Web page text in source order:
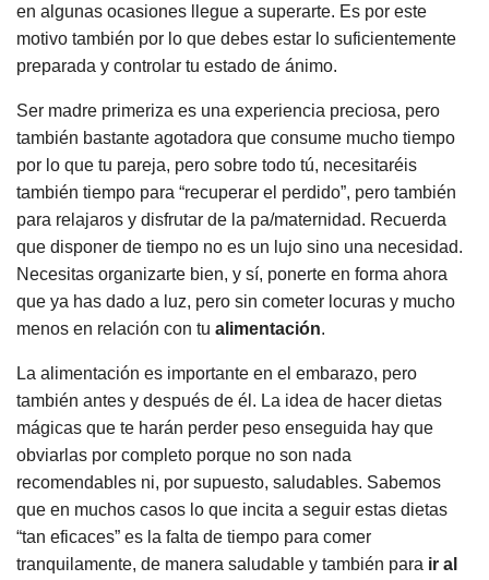
en algunas ocasiones llegue a superarte. Es por este
motivo también por lo que debes estar lo suficientemente
preparada y controlar tu estado de ánimo.
Ser madre primeriza es una experiencia preciosa, pero
también bastante agotadora que consume mucho tiempo
por lo que tu pareja, pero sobre todo tú, necesitaréis
también tiempo para “recuperar el perdido”, pero también
para relajaros y disfrutar de la pa/maternidad. Recuerda
que disponer de tiempo no es un lujo sino una necesidad.
Necesitas organizarte bien, y sí, ponerte en forma ahora
que ya has dado a luz, pero sin cometer locuras y mucho
menos en relación con tu alimentación.
La alimentación es importante en el embarazo, pero
también antes y después de él. La idea de hacer dietas
mágicas que te harán perder peso enseguida hay que
obviarlas por completo porque no son nada
recomendables ni, por supuesto, saludables. Sabemos
que en muchos casos lo que incita a seguir estas dietas
“tan eficaces” es la falta de tiempo para comer
tranquilamente, de manera saludable y también para ir al